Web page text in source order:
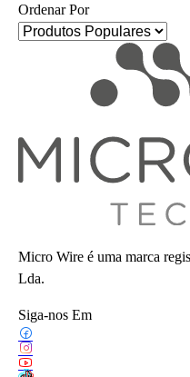
Ordenar Por
Micro Wire é uma marca
Lda.
Siga-nos Em